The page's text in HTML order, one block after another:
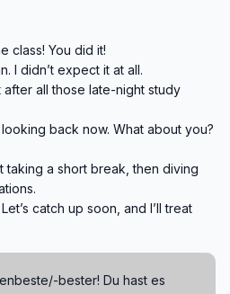
class! You did it!
I didn’t expect it at all.
after all those late-night study
back now. What about you?
taking a short break, then diving
catch up soon, and I’ll treat
bester! Du hast es